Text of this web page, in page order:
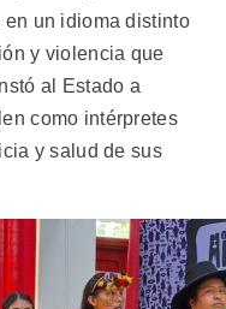
un idioma distinto
y violencia que
al Estado a
como intérpretes
y salud de sus